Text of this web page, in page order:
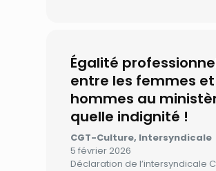
Égalité
entre les femmes
hommes au
quelle indignité !
CGT-Culture, Intersyndicale
5 février 2026
Déclaration de l’intersyndicale